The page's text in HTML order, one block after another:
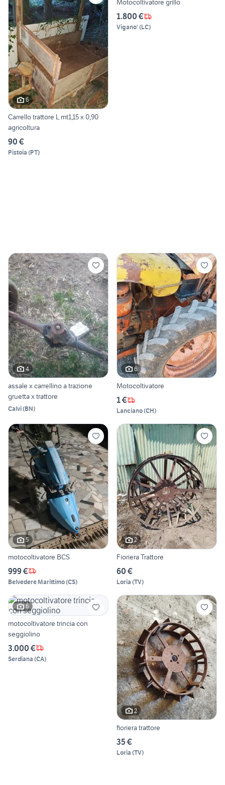
6
Carrello trattore L mt1,15 x 0,90
agricoltura
90 €
Pistoia (PT)
Motocoltivatore grillo
1.800 €
Vigano' (LC)
4
assale x carrellino a trazione
gruetta x trattore
Calvi(BN)
6
Motocoltivatore
1 €
Lanciano(CH)
5
motocoltivatore BCS
999 €
Belvedere Marittimo(CS)
2
Fioriera Trattore
60 €
Loria (TV)
6
motocoltivatore trincia con
seggiolino
3.000 €
Serdiana (CA)
2
fioriera trattore
35 €
Loria (TV)